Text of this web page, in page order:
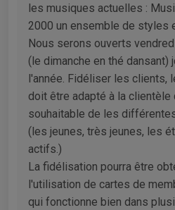
les musiques actuelles :
2000 un ensemble de styles
Nous serons ouverts
(le dimanche en thé dansant)
l'année. Fidéliser les clients,
doit être adapté à la clientèle
souhaitable de les
(les jeunes, très jeunes, les
actifs.)
La fidélisation pourra être
l'utilisation de cartes de
qui fonctionne bien dans